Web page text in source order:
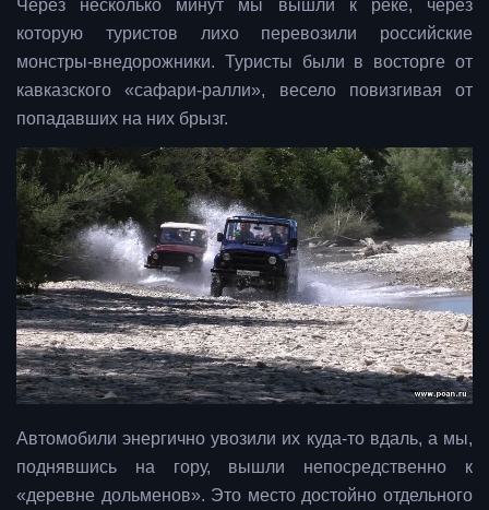
Через несколько минут мы вышли к реке, через
которую туристов лихо перевозили российские
монстры-внедорожники. Туристы были в восторге от
кавказского «сафари-ралли», весело повизгивая от
попадавших на них брызг.
Автомобили энергично увозили их куда-то вдаль, а мы,
поднявшись на гору, вышли непосредственно к
«деревне дольменов». Это место достойно отдельного